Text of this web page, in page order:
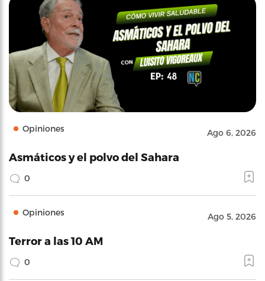
Opiniones Ago 6, 2026
Asmáticos y el polvo del Sahara
0
Opiniones Ago 5, 2026
Terror a las 10 AM
0